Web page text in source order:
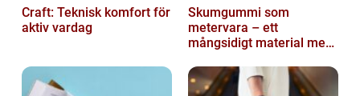
Craft: Teknisk komfort för
aktiv vardag
Skumgummi som
metervara – ett
mångsidigt material med
användningsområden